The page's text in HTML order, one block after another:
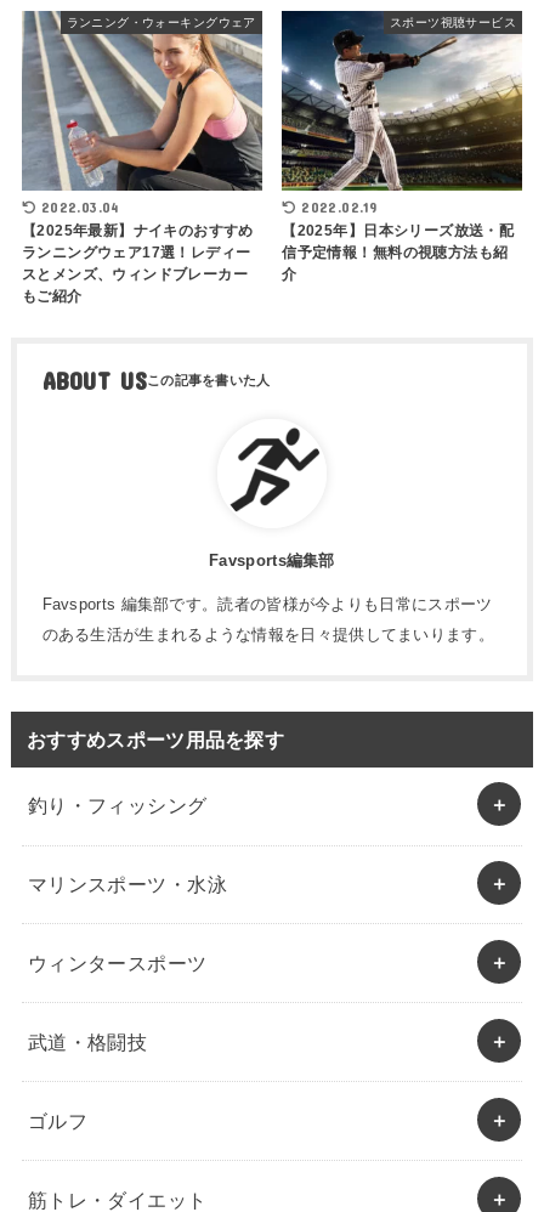
ランニング・ウォーキングウェア
2022.03.04
【2025年最新】ナイキのおすすめ
ランニングウェア17選！レディー
スとメンズ、ウィンドブレーカー
もご紹介
スポーツ視聴サービス
2022.02.19
【2025年】日本シリーズ放送・配
信予定情報！無料の視聴方法も紹
介
ABOUT US
Favsports編集部
Favsports 編集部です。読者の皆様が今よりも日常にスポーツ
のある生活が生まれるような情報を日々提供してまいります。
おすすめスポーツ用品を探す
釣り・フィッシング
マリンスポーツ・水泳
ウィンタースポーツ
武道・格闘技
ゴルフ
筋トレ・ダイエット